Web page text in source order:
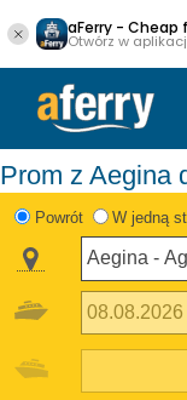
aFerry - Cheap
Otwórz w
Prom z Aegina
Powrót W jedną